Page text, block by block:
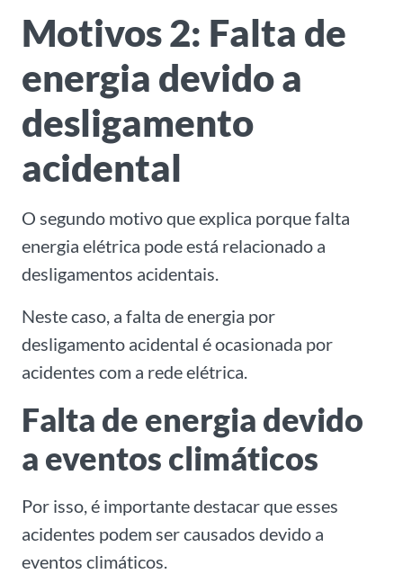
Motivos 2: Falta de
energia devido a
desligamento
acidental
O segundo motivo que explica porque falta
energia elétrica pode está relacionado a
desligamentos acidentais.
Neste caso, a falta de energia por
desligamento acidental é ocasionada por
acidentes com a rede elétrica.
Falta de energia devido
a eventos climáticos
Por isso, é importante destacar que esses
acidentes podem ser causados devido a
eventos climáticos.